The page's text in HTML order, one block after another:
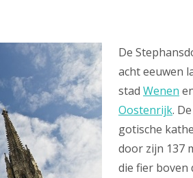
De
acht eeuwen
stad Wenen
Oostenrijk.
gotische
door zijn 137
die fier boven